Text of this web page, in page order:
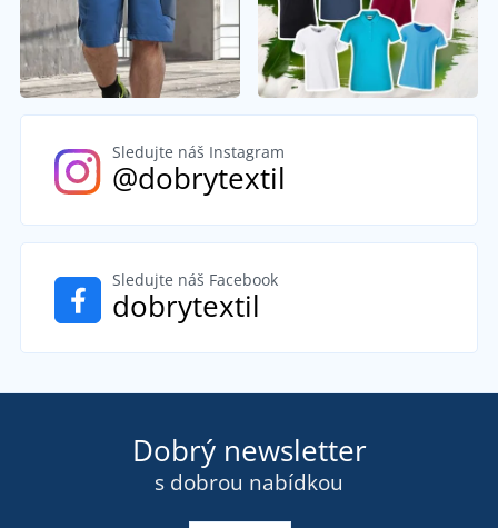
Sledujte náš Instagram
@dobrytextil
Sledujte náš Facebook
dobrytextil
Dobrý newsletter
s dobrou nabídkou